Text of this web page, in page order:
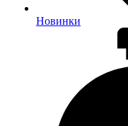
Новинки